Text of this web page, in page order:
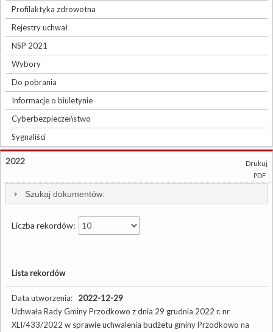
Profilaktyka zdrowotna
Rejestry uchwał
NSP 2021
Wybory
Do pobrania
Informacje o biuletynie
Cyberbezpieczeństwo
Sygnaliści
Drukuj
PDF
2022
Szukaj dokumentów:
Liczba rekordów:
Lista rekordów
Data utworzenia: 2022-12-29
Uchwała Rady Gminy Przodkowo z dnia 29 grudnia 2022 r. nr
XLI/433/2022 w sprawie uchwalenia budżetu gminy Przodkowo na